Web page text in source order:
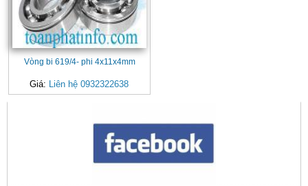
Vòng bi 619/4- phi 4x11x4mm
Giá: Liên hệ 0932322638